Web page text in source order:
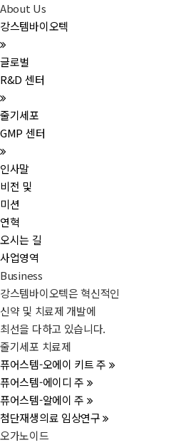
About Us
강스템바이오텍
글로벌
R&D 센터
줄기세포
GMP 센터
인사말
비전 및
미션
연혁
오시는 길
사업영역
Business
강스템바이오텍은 혁신적인
신약 및 치료제 개발에
최선을 다하고 있습니다.
줄기세포 치료제
퓨어스템-오에이 키트 주
퓨어스템-에이디 주
퓨어스템-알에이 주
첨단재생의료 임상연구
오가노이드